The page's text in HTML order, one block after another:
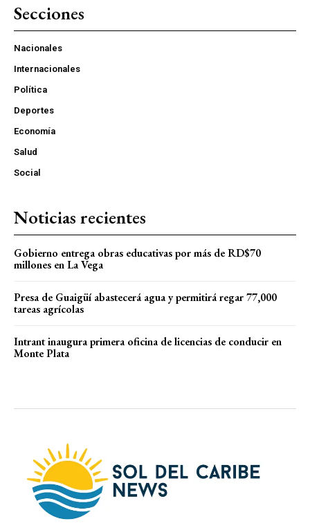
Secciones
Nacionales
Internacionales
Política
Deportes
Economía
Salud
Social
Noticias recientes
Gobierno entrega obras educativas por más de RD$70
millones en La Vega
Presa de Guaigüí abastecerá agua y permitirá regar 77,000
tareas agrícolas
Intrant inaugura primera oficina de licencias de conducir en
Monte Plata